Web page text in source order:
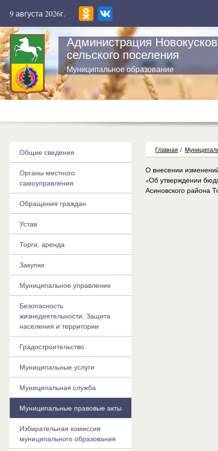
9 августа 2026г.
Администрация
сельского поселения
Муниципальное образование
Главная /
О внесении
«Об утверждении
Асиновского района
Общие сведения
Органы местного
самоуправления
Обращения граждан
Устав
Торги, аренда
Закупки
Муниципальное управление
Безопасность
жизнедеятельности. Защита
населения и территории
Градостроительство
Муниципальные услуги
Муниципальная служба
Муниципальные правовые акты
Избирательная комиссия
муниципального образования